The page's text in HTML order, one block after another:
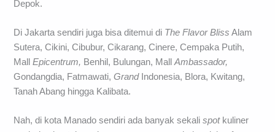
Depok.
Di Jakarta sendiri juga bisa ditemui di The Flavor Bliss Alam
Sutera, Cikini, Cibubur, Cikarang, Cinere, Cempaka Putih,
MallEpicentrum, Benhil, Bulungan, MallAmbassador,
Gondangdia, Fatmawati,GrandIndonesia, Blora, Kwitang,
Tanah Abang hingga Kalibata.
Nah, di kota Manado sendiri ada banyak sekalispotkuliner